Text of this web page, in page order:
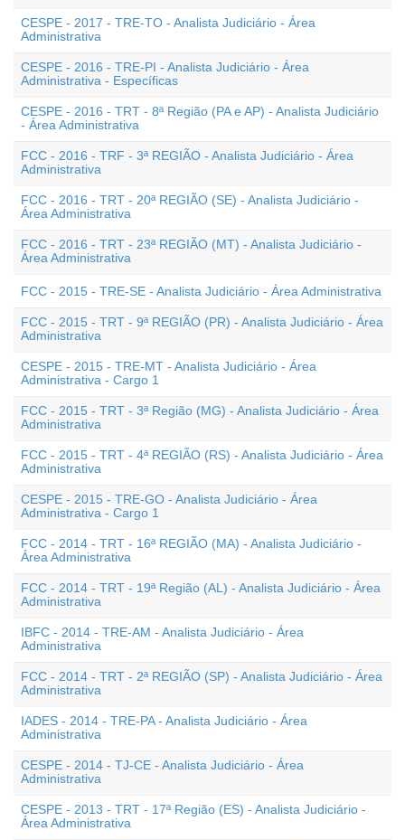
CESPE - 2017 - TRE-TO - Analista Judiciário - Área
Administrativa
CESPE - 2016 - TRE-PI - Analista Judiciário - Área
Administrativa - Específicas
CESPE - 2016 - TRT - 8ª Região (PA e AP) - Analista Judiciário
- Área Administrativa
FCC - 2016 - TRF - 3ª REGIÃO - Analista Judiciário - Área
Administrativa
FCC - 2016 - TRT - 20ª REGIÃO (SE) - Analista Judiciário -
Área Administrativa
FCC - 2016 - TRT - 23ª REGIÃO (MT) - Analista Judiciário -
Área Administrativa
FCC - 2015 - TRE-SE - Analista Judiciário - Área Administrativa
FCC - 2015 - TRT - 9ª REGIÃO (PR) - Analista Judiciário - Área
Administrativa
CESPE - 2015 - TRE-MT - Analista Judiciário - Área
Administrativa - Cargo 1
FCC - 2015 - TRT - 3ª Região (MG) - Analista Judiciário - Área
Administrativa
FCC - 2015 - TRT - 4ª REGIÃO (RS) - Analista Judiciário - Área
Administrativa
CESPE - 2015 - TRE-GO - Analista Judiciário - Área
Administrativa - Cargo 1
FCC - 2014 - TRT - 16ª REGIÃO (MA) - Analista Judiciário -
Área Administrativa
FCC - 2014 - TRT - 19ª Região (AL) - Analista Judiciário - Área
Administrativa
IBFC - 2014 - TRE-AM - Analista Judiciário - Área
Administrativa
FCC - 2014 - TRT - 2ª REGIÃO (SP) - Analista Judiciário - Área
Administrativa
IADES - 2014 - TRE-PA - Analista Judiciário - Área
Administrativa
CESPE - 2014 - TJ-CE - Analista Judiciário - Área
Administrativa
CESPE - 2013 - TRT - 17ª Região (ES) - Analista Judiciário -
Área Administrativa